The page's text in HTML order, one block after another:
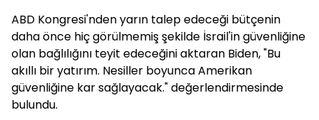
ABD Kongresi'nden yarın talep edeceği bütçenin
daha önce hiç görülmemiş şekilde İsrail'in güvenliğine
olan bağlılığını teyit edeceğini aktaran Biden, "Bu
akıllı bir yatırım. Nesiller boyunca Amerikan
güvenliğine kar sağlayacak." değerlendirmesinde
bulundu.